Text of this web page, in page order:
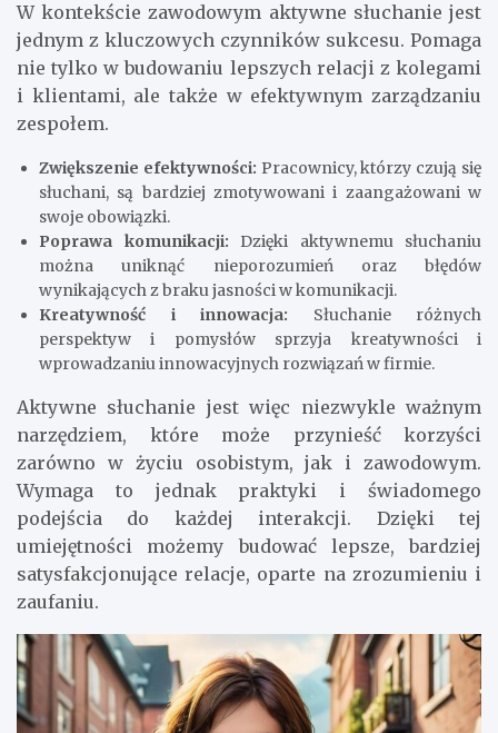
W kontekście zawodowym aktywne słuchanie jest
jednym z kluczowych czynników sukcesu. Pomaga
nie tylko w budowaniu lepszych relacji z kolegami
i klientami, ale także w efektywnym zarządzaniu
zespołem.
Zwiększenie efektywności: Pracownicy, którzy czują się
słuchani, są bardziej zmotywowani i zaangażowani w
swoje obowiązki.
Poprawa komunikacji: Dzięki aktywnemu słuchaniu
można uniknąć nieporozumień oraz błędów
wynikających z braku jasności w komunikacji.
Kreatywność i innowacja: Słuchanie różnych
perspektyw i pomysłów sprzyja kreatywności i
wprowadzaniu innowacyjnych rozwiązań w firmie.
Aktywne słuchanie jest więc niezwykle ważnym
narzędziem, które może przynieść korzyści
zarówno w życiu osobistym, jak i zawodowym.
Wymaga to jednak praktyki i świadomego
podejścia do każdej interakcji. Dzięki tej
umiejętności możemy budować lepsze, bardziej
satysfakcjonujące relacje, oparte na zrozumieniu i
zaufaniu.